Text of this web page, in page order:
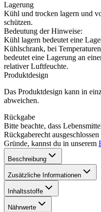
Lagerung
Kühl und trocken lagern und
schützen.
Bedeutung der Hinweise:
Kühl lagern bedeutet eine
Kühlschrank, bei
bedeutet eine Lagerung an
relativer Luftfeuchte.
Produktdesign
Das Produktdesign kann in
abweichen.
Rückgabe
Bitte beachte, dass
Rückgaberecht
Gründe, kannst du in unserem
Beschreibung
Zusätzliche Informationen
Inhaltsstoffe
Nährwerte